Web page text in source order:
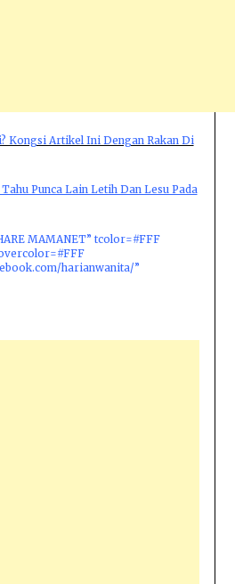
Kongsi Artikel Ini Dengan Rakan Di
Punca Lain Letih Dan Lesu Pada
MAMANET” tcolor=#FFF
harianwanita/”